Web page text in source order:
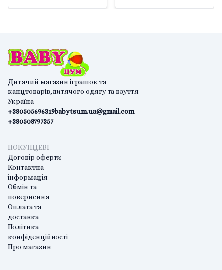
Дитячий магазин іграшок та
канцтоварів,дитячого одягу та взуття
Україна
+380505696319
+380508797357
babytsum.ua@gmail.com
ПОКУПЦЕВІ
Договір оферти
Контактна
інформація
Обмін та
повернення
Оплата та
доставка
Політика
конфіденційності
Про магазин